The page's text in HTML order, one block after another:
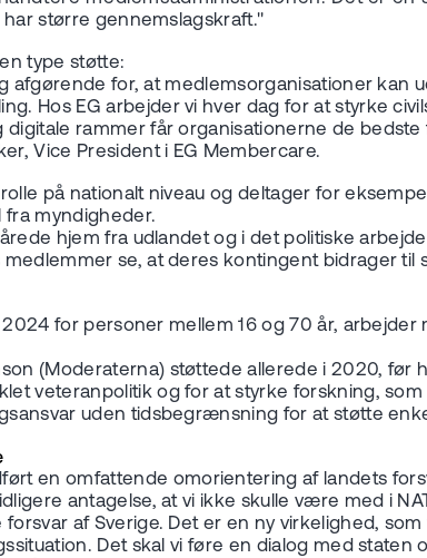
større gennemslagskraft."
type støtte:
afgørende for, at medlemsorganisationer
Hos EG arbejder vi hver dag for at styrke
rammer får organisationerne de
Vice President i EG Membercare.
på nationalt niveau og deltager for
fra myndigheder.
hjem fra udlandet og i det politiske
se, at deres kontingent bidrager
for personer mellem 16 og 70 år,
(Moderaterna) støttede allerede i 2020, før
veteranpolitik og for at styrke forskning,
uden tidsbegrænsning for at støtte
en omfattende omorientering af landets
antagelse, at vi ikke skulle være med i
af Sverige. Det er en ny virkelighed,
Det skal vi føre en dialog med